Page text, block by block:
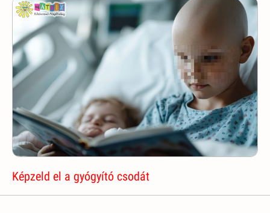
Képzeld el a gyógyító csodát